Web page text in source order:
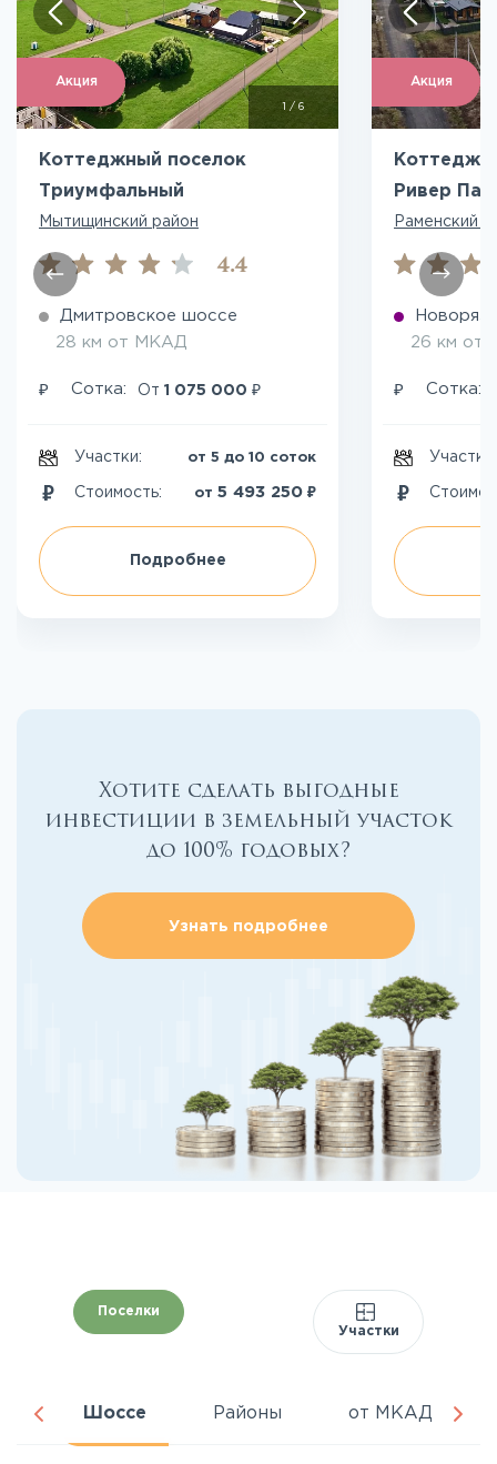
Акция
1 / 6
Коттеджный поселок
Триумфальный
Мытищинский район
4.4
Дмитровское шоссе
28 км от МКАД
₽ Сотка: От 1 075 000 ₽
Участки: от 5 до 10 соток
Стоимость: от 5 493 250 ₽
Подробнее
Акция
Ривер
Раменский
26 км от
₽ Сотка:
Участки:
Хотите сделать выгодные
инвестиции в земельный участок
до 100% годовых?
Узнать подробнее
Поселки
Участки
Шоссе Районы от МКАД